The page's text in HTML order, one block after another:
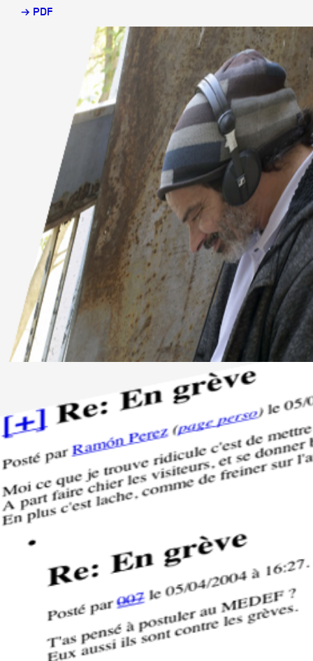
Partenaires
Crédits
Actions
Documentation
Visites d'ateliers
Production vidéo
Formation
Événements
1% œuvres
Réseau
Artistes
→ PDF